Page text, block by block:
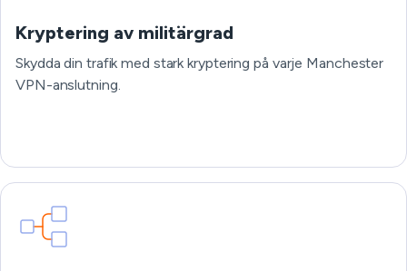
Kryptering av militärgrad
Skydda din trafik med stark kryptering på varje Manchester
VPN-anslutning.